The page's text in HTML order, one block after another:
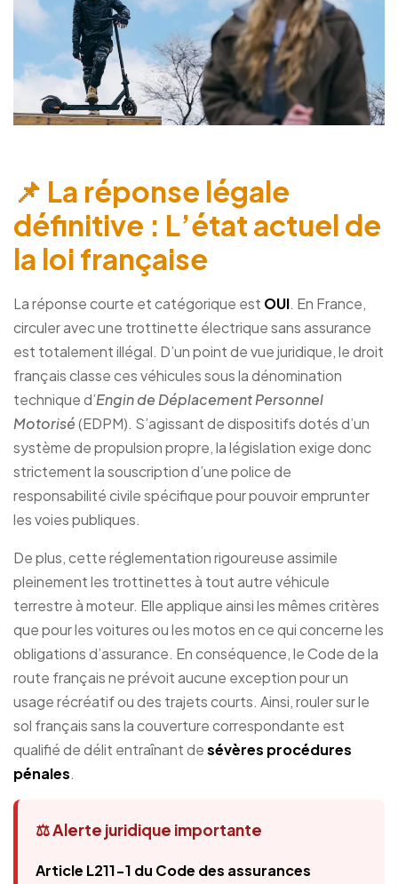
📌 La réponse légale
définitive : L’état actuel de
la loi française
La réponse courte et catégorique est OUI. En France,
circuler avec une trottinette électrique sans assurance
est totalement illégal. D’un point de vue juridique, le droit
français classe ces véhicules sous la dénomination
technique d’Engin de Déplacement Personnel
Motorisé(EDPM). S’agissant de dispositifs dotés d’un
système de propulsion propre, la législation exige donc
strictement la souscription d’une police de
responsabilité civile spécifique pour pouvoir emprunter
les voies publiques.
De plus, cette réglementation rigoureuse assimile
pleinement les trottinettes à tout autre véhicule
terrestre à moteur. Elle applique ainsi les mêmes critères
que pour les voitures ou les motos en ce qui concerne les
obligations d’assurance. En conséquence, le Code de la
route français ne prévoit aucune exception pour un
usage récréatif ou des trajets courts. Ainsi, rouler sur le
sol français sans la couverture correspondante est
qualifié de délit entraînant desévères procédures
pénales.
⚖️ Alerte juridique importante
Article L211-1 du Code des assurances